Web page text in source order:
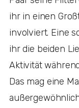
ihr in einen
involviert. Eine
ihr die beiden
Aktivität
Das mag eine